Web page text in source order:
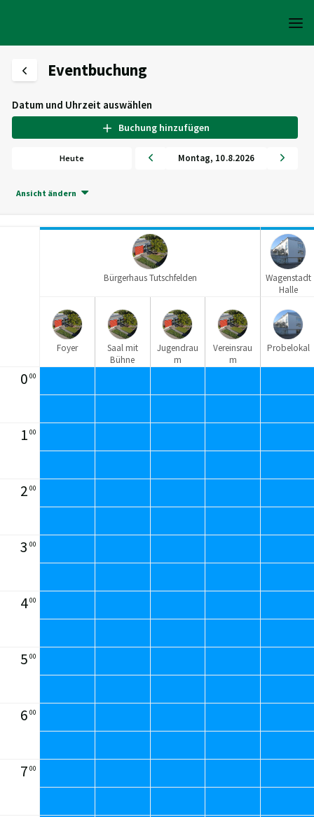
Eventbuchung
Datum und Uhrzeit auswählen
Buchung hinzufügen
Heute Montag, 10.8.2026
Ansicht ändern
Bürgerhaus Tutschfelden
Wagenstadt
Halle
Foyer
Saal mit
Bühne
Jugendrau
m
Vereinsrau
m
Probelokal
0 00
1 00
2 00
3 00
400
5 00
6 00
7 00